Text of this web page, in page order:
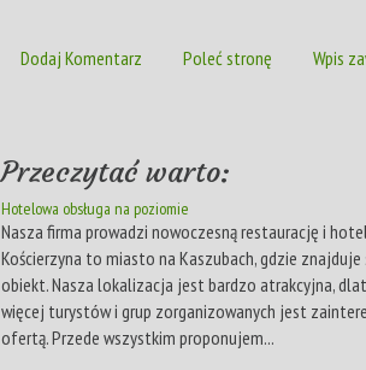
Dodaj Komentarz Poleć stronę Wpis
Przeczytać warto:
Hotelowa obsługa na poziomie
Nasza firma prowadzi nowoczesną restaurację i
Kościerzyna to miasto na Kaszubach, gdzie znajduje
obiekt. Nasza lokalizacja jest bardzo atrakcyjna,
więcej turystów i grup zorganizowanych jest
ofertą. Przede wszystkim proponujem...